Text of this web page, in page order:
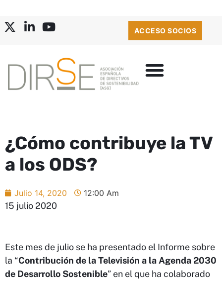
ACCESO SOCIOS
¿Cómo contribuye la TV
a los ODS?
Julio 14, 2020 12:00 Am
15 julio 2020
Este mes de julio se ha presentado el Informe sobre
la “Contribución de la Televisión a la Agenda 2030
de Desarrollo Sostenible” en el que ha colaborado